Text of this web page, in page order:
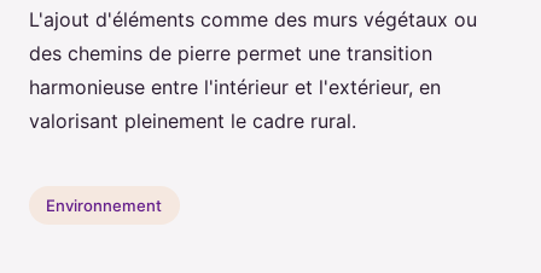
L'ajout d'éléments comme des murs végétaux ou
des chemins de pierre permet une transition
harmonieuse entre l'intérieur et l'extérieur, en
valorisant pleinement le cadre rural.
Environnement